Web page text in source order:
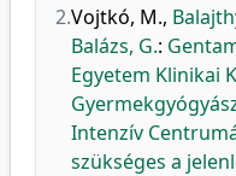
2.Vojtkó, M.,
Balázs, G.:
Egyetem Klinikai
Intenzív
szükséges a